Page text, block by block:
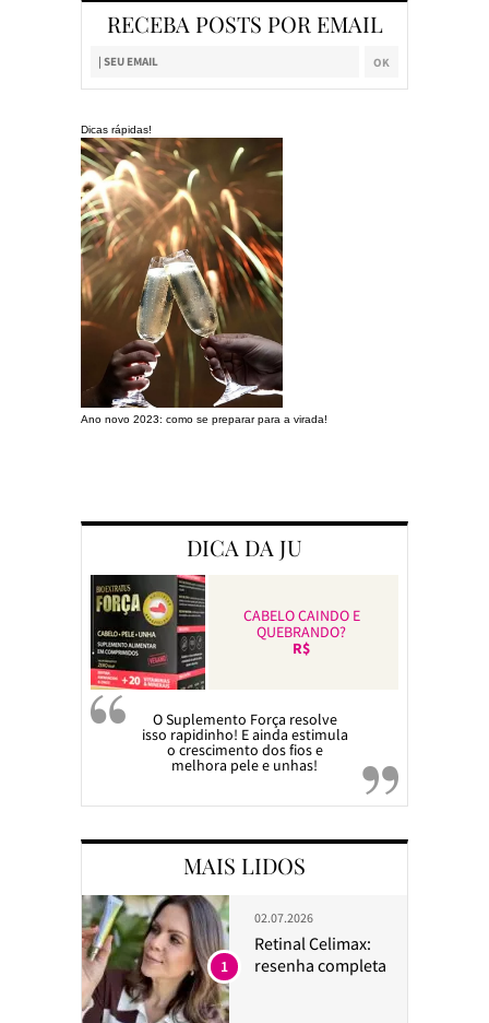
RECEBA POSTS POR EMAIL
Dicas rápidas!
Ano novo 2023: como se preparar para a virada!
DICA DA JU
CABELO CAINDO E
QUEBRANDO?
R$
O Suplemento Força resolve
isso rapidinho! E ainda estimula
o crescimento dos fios e
melhora pele e unhas!
MAIS LIDOS
02.07.2026
Retinal Celimax:
resenha completa
1